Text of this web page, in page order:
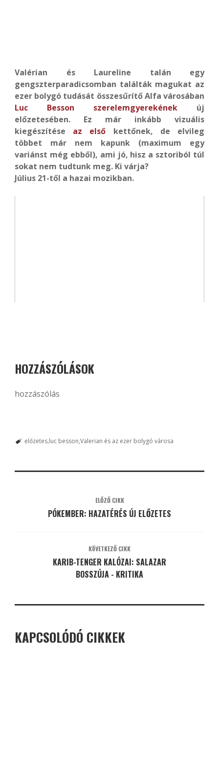
Valérian és Laureline talán egy
gengszterparadicsomban találták magukat az
ezer bolygó tudását összesűrítő Alfa városában
Luc Besson szerelemgyerekének új
előzetesében. Ez már inkább vizuális
kiegészítése az első kettőnek, de elvileg
többet már nem kapunk (maximum egy
variánst még ebből), ami jó, hisz a sztoriból túl
sokat nem tudtunk meg. Ki várja?
Július 21-től a hazai mozikban.
HOZZÁSZÓLÁSOK
hozzászólás
előzetes luc besson Valerian és az ezer bolygó városa
ELŐZŐ CIKK
PÓKEMBER: HAZATÉRÉS ÚJ ELŐZETES
KÖVETKEZŐ CIKK
KARIB-TENGER KALÓZAI: SALAZAR
BOSSZÚJA - KRITIKA
KAPCSOLÓDÓ CIKKEK